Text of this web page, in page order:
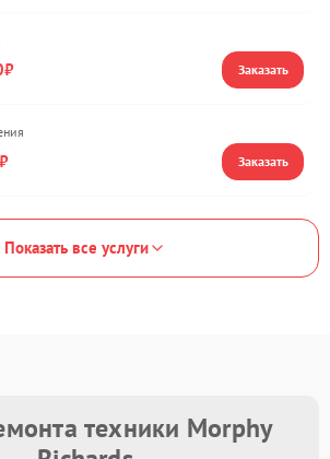
Показать все услуги
техники Morphy